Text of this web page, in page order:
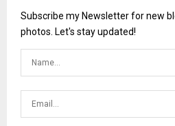
Subscribe my Newsletter for new
photos. Let's stay updated!